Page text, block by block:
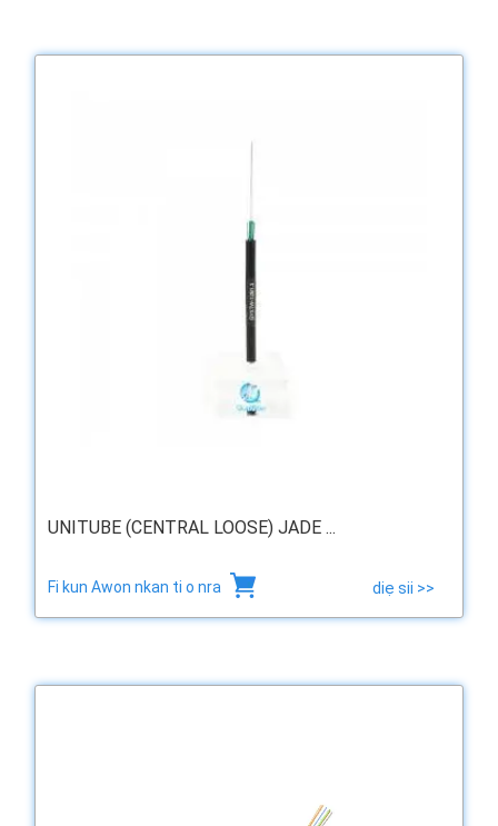
UNITUBE (CENTRAL LOOSE) JADE ...
Fi kun Awon nkan ti o nra diẹ sii >>